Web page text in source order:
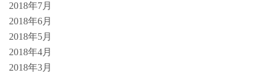
2018年7月
2018年6月
2018年5月
2018年4月
2018年3月